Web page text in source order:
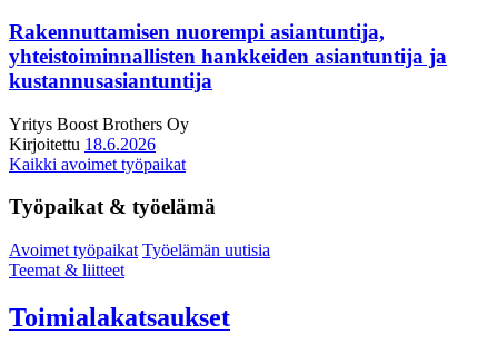
Rakennuttamisen nuorempi asiantuntija,
yhteistoiminnallisten hankkeiden asiantuntija ja
kustannusasiantuntija
Yritys Boost Brothers Oy
Kirjoitettu 18.6.2026
Kaikki avoimet työpaikat
Työpaikat & työelämä
Avoimet työpaikat Työelämän uutisia
Teemat & liitteet
Toimialakatsaukset